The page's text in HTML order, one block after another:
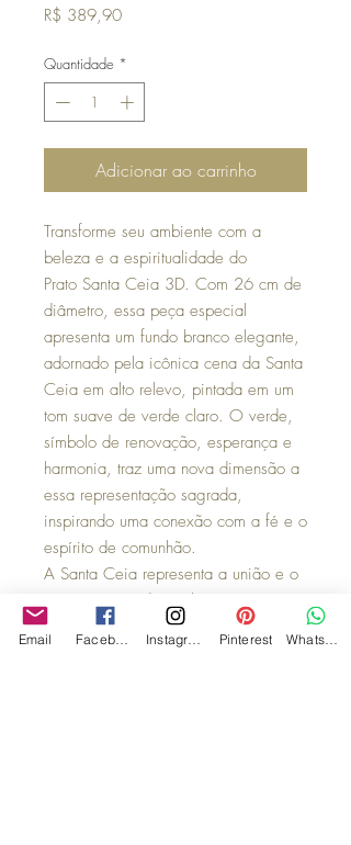
R$ 389,90Preço
Quantidade *
Adicionar ao carrinho
Transforme seu ambiente com a
beleza e a espiritualidade do
Prato Santa Ceia 3D. Com 26 cm de
diâmetro, essa peça especial
apresenta um fundo branco elegante,
adornado pela icônica cena da Santa
Ceia em alto relevo, pintada em um
tom suave de verde claro. O verde,
símbolo de renovação, esperança e
harmonia, traz uma nova dimensão a
essa representação sagrada,
inspirando uma conexão com a fé e o
espírito de comunhão.
A Santa Ceia representa a união e o
amor entre os discípulos e Jesus, um
momento de despedida e entrega
que ressoa como um poderoso
Email Pinterest